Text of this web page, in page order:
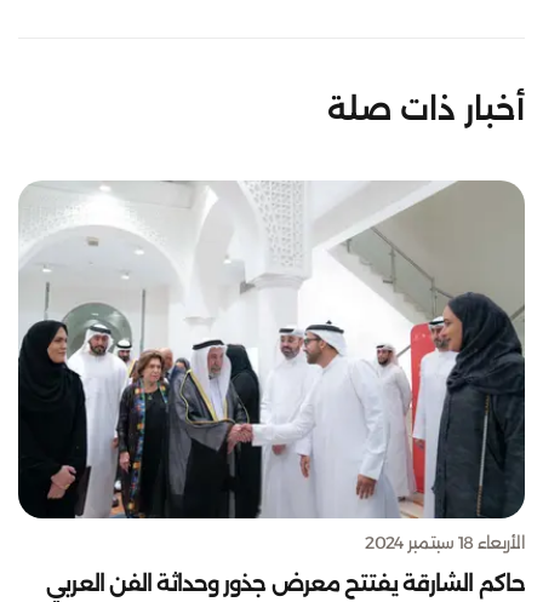
أخبار ذات صلة
الأربعاء 18 سبتمبر 2024
حاكم الشارقة يفتتح معرض جذور وحداثة الفن العربي